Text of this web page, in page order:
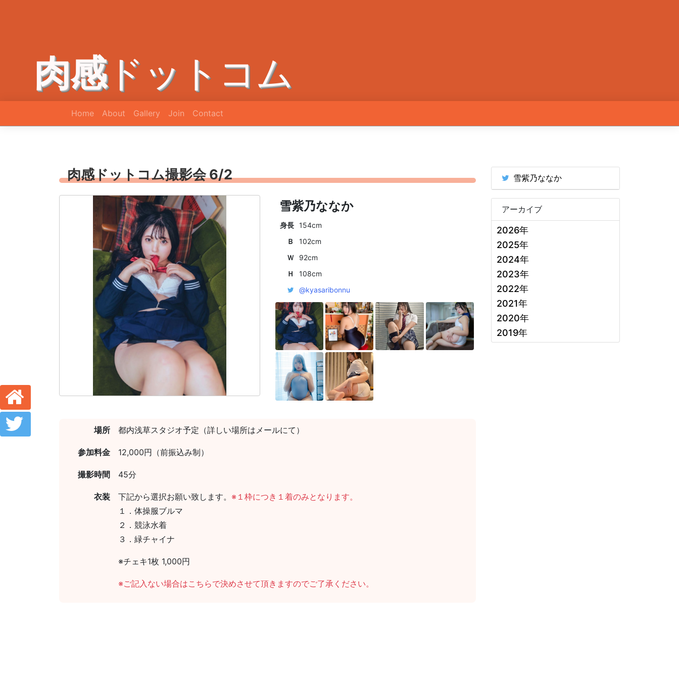
肉感ドットコム
Home About Gallery Join Contact
肉感ドットコム撮影会 6/2
雪紫乃ななか
身長
154cm
Ｂ
102cm
Ｗ
92cm
Ｈ
108cm
@kyasaribonnu
場所 都内浅草スタジオ予定（詳しい場所はメールにて）
参加料金 12,000円（前振込み制）
撮影時間 45分
衣装 下記から選択お願い致します。 ※１枠につき１着のみとなります。
１．体操服ブルマ
２．競泳水着
３．緑チャイナ
※チェキ1枚 1,000円
※ご記入ない場合はこちらで決めさせて頂きますのでご了承ください。
雪紫乃ななか
アーカイブ
2026年
2025年
2024年
2023年
2022年
2021年
2020年
2019年